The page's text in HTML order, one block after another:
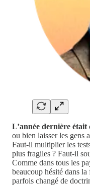
L’année dernière était
ou bien laisser les gens
Faut-il multiplier les
plus fragiles ? Faut-il
Comme dans tous les
beaucoup hésité dans
parfois changé de